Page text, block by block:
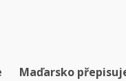
Maďarsko